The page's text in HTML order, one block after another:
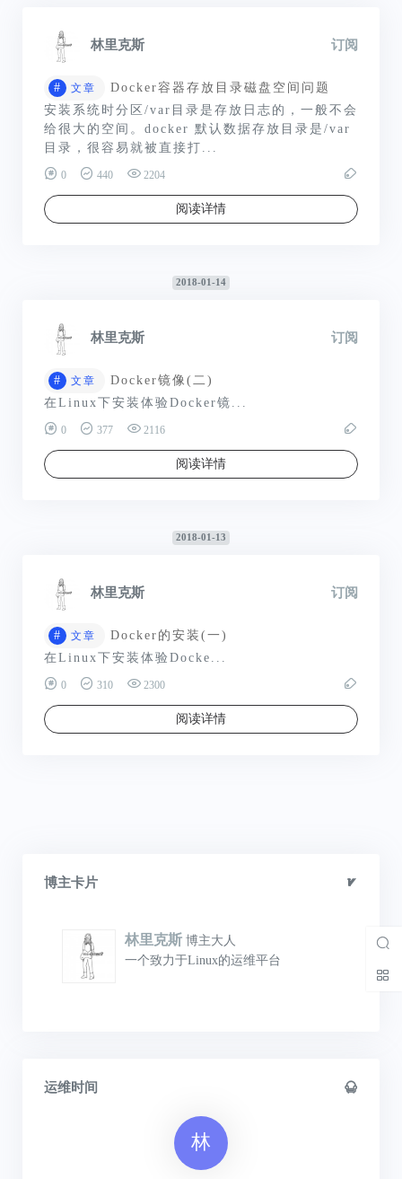
林里克斯 订阅
# 文章
Docker容器存放目录磁盘空间问题
安装系统时分区/var目录是存放日志的，一般不会
给很大的空间。docker 默认数据存放目录是/var
目录，很容易就被直接打...
0 440 2204
阅读详情
2018-01-14
林里克斯 订阅
# 文章
Docker镜像(二)
在Linux下安装体验Docker镜...
0 377 2116
阅读详情
2018-01-13
林里克斯 订阅
# 文章
Docker的安装(一)
在Linux下安装体验Docke...
0 310 2300
阅读详情
博主卡片
林里克斯 博主大人
一个致力于Linux的运维平台
运维时间
林